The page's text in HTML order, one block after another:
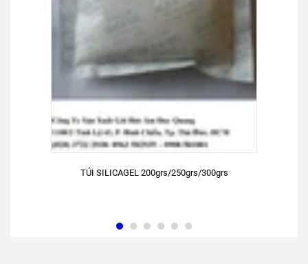
TÚI SILICAGEL 200grs/250grs/300grs